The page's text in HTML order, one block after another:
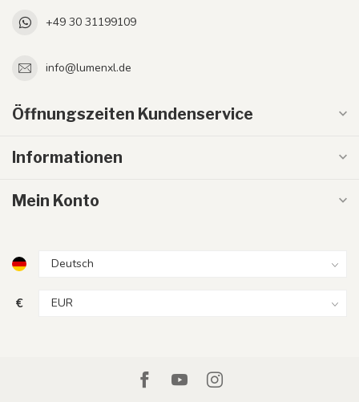
+49 30 31199109
info@lumenxl.de
Öffnungszeiten Kundenservice
Informationen
Mein Konto
€